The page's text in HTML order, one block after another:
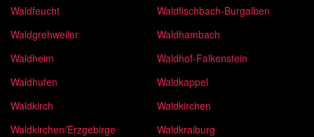
Waldfeucht
Waldfischbach-Burgalben
Waldgrehweiler
Waldhambach
Waldheim
Waldhof-Falkenstein
Waldhufen
Waldkappel
Waldkirch
Waldkirchen
Waldkirchen/Erzgebirge
Waldkraiburg